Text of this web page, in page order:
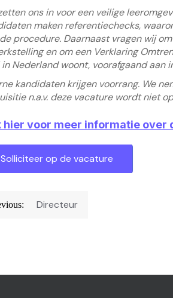
ons in voor een veilige
maken referentiechecks,
procedure. Daarnaast vragen wij
en om een Verklaring
in Nederland woont, voorafgaand aan
kandidaten krijgen voorrang. We
n.a.v. deze vacature wordt niet
hier voor meer informatie over
Directeur